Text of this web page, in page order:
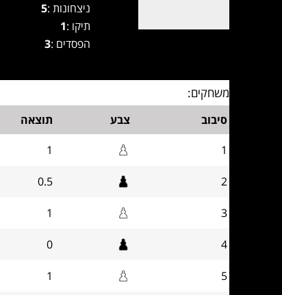
ניצחונות :5
תיקו :1
הפסדים :3
משחקים:
סיבוב צבע תוצאה
1
1
2
0.5
3
1
4
0
5
1